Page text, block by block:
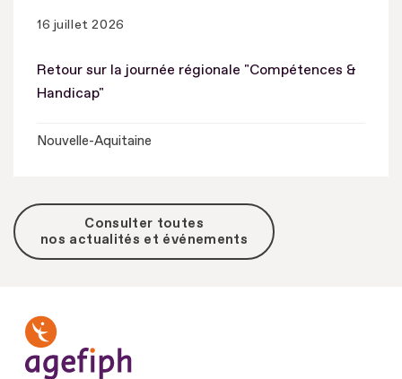
16 juillet 2026
Retour sur la journée régionale "Compétences &
Handicap"
Nouvelle-Aquitaine
Consulter toutes
nos actualités et événements